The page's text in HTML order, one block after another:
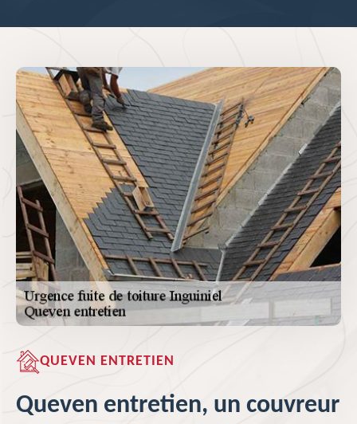
QUEVEN ENTRETIEN
Queven entretien, un couvreur